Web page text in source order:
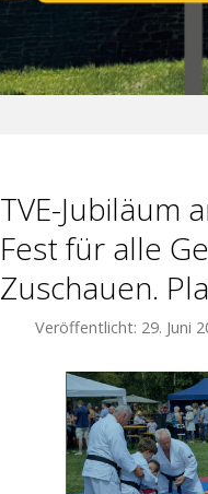
TVE-Jubiläum
Fest für alle
Zuschauen.
Veröffentlicht: 29. Juni